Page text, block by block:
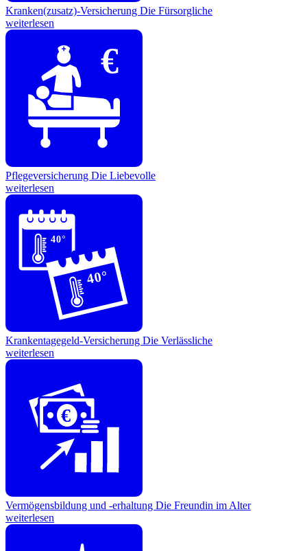
Kranken(zusatz)-Versicherung Die Fürsorgliche
weiterlesen
€
Pflegeversicherung Die Liebevolle
weiterlesen
40°
40°
Krankentagegeld-Versicherung Die Verlässliche
weiterlesen
€
Vermögensbildung und -erhaltung Die Freundin im Alter
weiterlesen